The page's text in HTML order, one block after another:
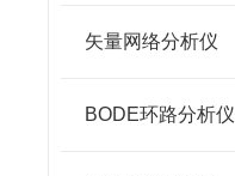
矢量网络分析仪
BODE环路分析仪